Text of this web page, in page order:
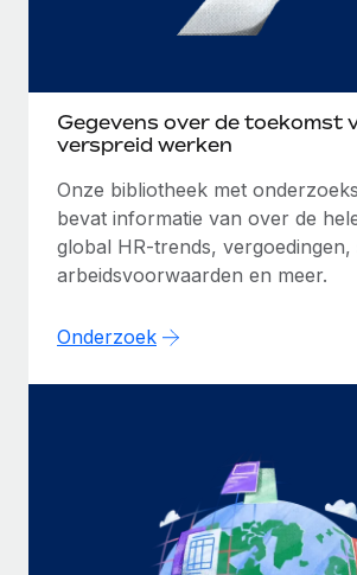
Gegevens over de toekomst
verspreid werken
Onze bibliotheek met
bevat informatie van over de
global HR-trends, vergoedingen,
arbeidsvoorwaarden en meer.
Onderzoek